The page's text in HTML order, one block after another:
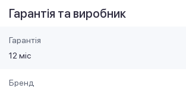
Гарантія та виробник
Гарантія
12 міс
Бренд